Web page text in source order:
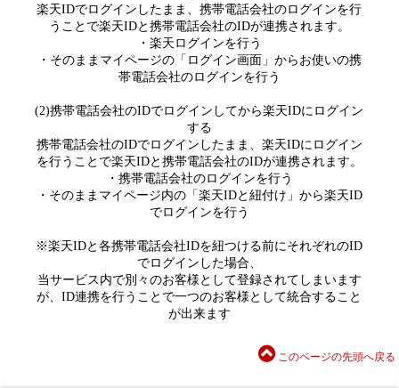
楽天IDでログインしたまま、携帯電話会社のログインを行
うことで楽天IDと携帯電話会社のIDが連携されます。
・楽天ログインを行う
・そのままマイページの「ログイン画面」からお使いの携
帯電話会社のログインを行う
(2)携帯電話会社のIDでログインしてから楽天IDにログイン
する
携帯電話会社のIDでログインしたまま、楽天IDにログイン
を行うことで楽天IDと携帯電話会社のIDが連携されます。
・携帯電話会社のログインを行う
・そのままマイページ内の「楽天IDと紐付け」から楽天ID
でログインを行う
※楽天IDと各携帯電話会社IDを紐つける前にそれぞれのID
でログインした場合、
当サービス内で別々のお客様として登録されてしまいます
が、ID連携を行うことで一つのお客様として統合すること
が出来ます
このページの先頭へ戻る